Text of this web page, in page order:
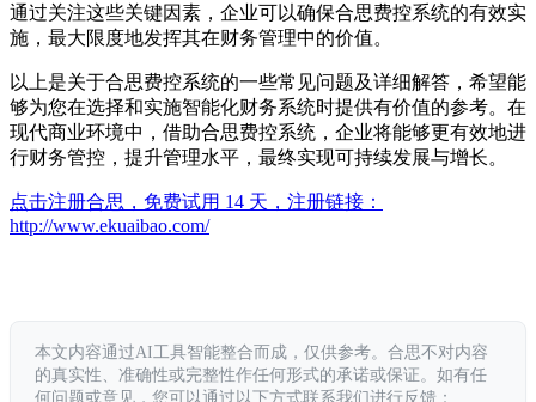
通过关注这些关键因素，企业可以确保合思费控系统的有效实
施，最大限度地发挥其在财务管理中的价值。
以上是关于合思费控系统的一些常见问题及详细解答，希望能
够为您在选择和实施智能化财务系统时提供有价值的参考。在
现代商业环境中，借助合思费控系统，企业将能够更有效地进
行财务管控，提升管理水平，最终实现可持续发展与增长。
点击注册合思，免费试用 14 天，注册链接：
http://www.ekuaibao.com/
本文内容通过AI工具智能整合而成，仅供参考。合思不对内容
的真实性、准确性或完整性作任何形式的承诺或保证。如有任
何问题或意见，您可以通过以下方式联系我们进行反馈：